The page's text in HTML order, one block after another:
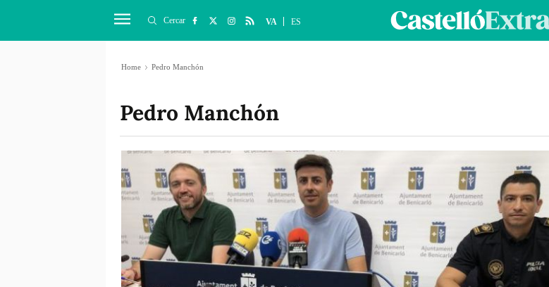
Cercar VA ES
Home Pedro Manchón
Pedro Manchón